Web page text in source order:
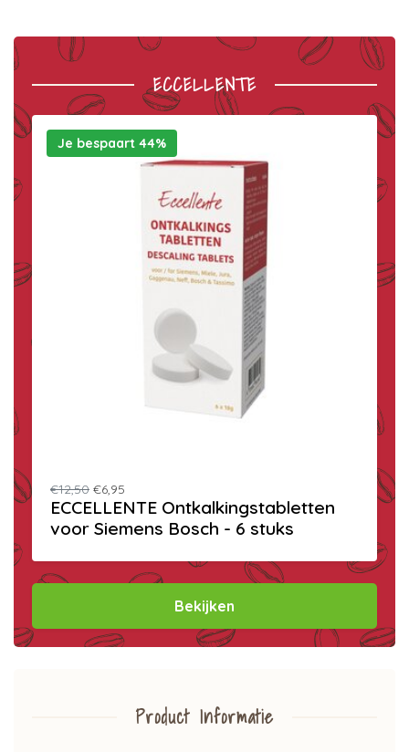
ECCELLENTE
Je bespaart 44%
€12,50 €6,95
ECCELLENTE Ontkalkingstabletten
voor Siemens Bosch - 6 stuks
Bekijken
Product Informatie